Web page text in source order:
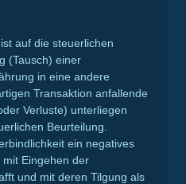
auf die steuerlichen
(Tausch) einer
in eine andere
Transaktion anfallende
Verluste) unterliegen
Beurteilung.
ein negatives
Eingehen der
und mit deren Tilgung als